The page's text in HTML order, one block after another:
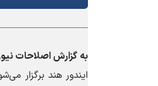
به گزارشاصلاحات
ایندور هند برگزار